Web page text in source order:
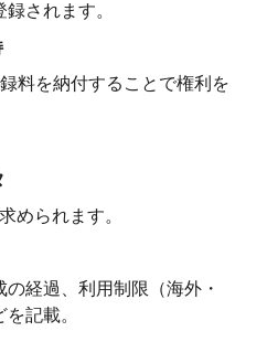
されます。
料を納付することで権利を
められます。
経過、利用制限（海外・
記載。